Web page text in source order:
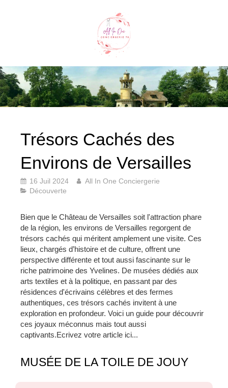
Trésors Cachés des
Environs de Versailles
16 Juil 2024
All In One Conciergerie
Découverte
Bien que le Château de Versailles soit l'attraction phare
de la région, les environs de Versailles regorgent de
trésors cachés qui méritent amplement une visite. Ces
lieux, chargés d’histoire et de culture, offrent une
perspective différente et tout aussi fascinante sur le
riche patrimoine des Yvelines. De musées dédiés aux
arts textiles et à la politique, en passant par des
résidences d'écrivains célèbres et des fermes
authentiques, ces trésors cachés invitent à une
exploration en profondeur. Voici un guide pour découvrir
ces joyaux méconnus mais tout aussi
captivants.Ecrivez votre article ici...
MUSÉE DE LA TOILE DE JOUY